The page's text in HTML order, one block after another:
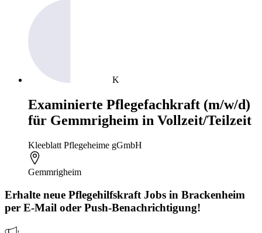
K
Examinierte Pflegefachkraft (m/w/d)
für Gemmrigheim in Vollzeit/Teilzeit
Kleeblatt Pflegeheime gGmbH
Gemmrigheim
Erhalte neue Pflegehilfskraft Jobs in Brackenheim
per E-Mail oder Push-Benachrichtigung!